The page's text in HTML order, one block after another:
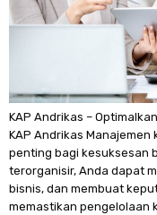
KAP Andrikas –
KAP Andrikas
penting bagi kesuksesan
terorganisir, Anda dapat
bisnis, dan membuat
memastikan pengelolaan